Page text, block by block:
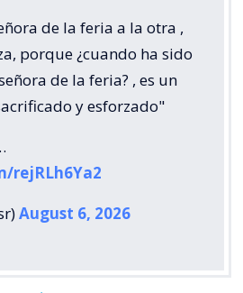
de la feria a la otra ,
porque ¿cuando ha sido
de la feria? , es un
y esforzado"
rejRLh6Ya2
August 6, 2026